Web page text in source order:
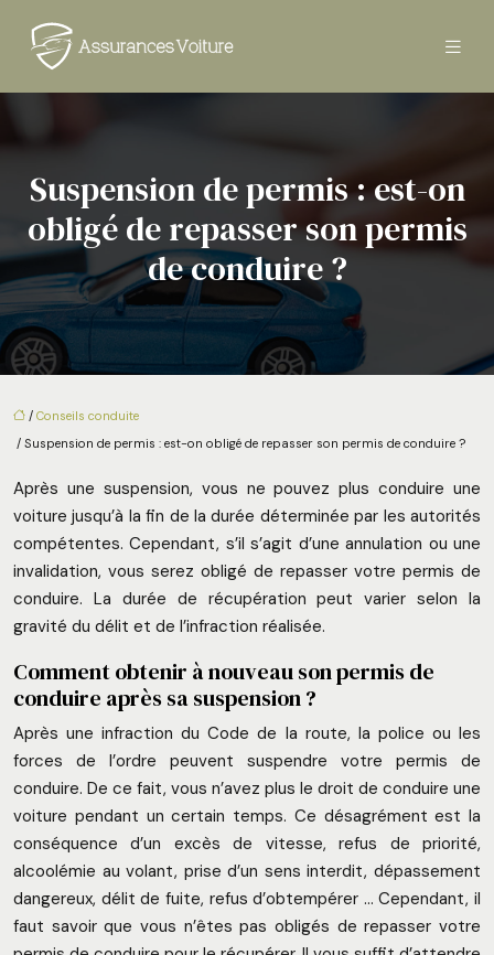
Suspension de permis : est-on
obligé de repasser son permis
de conduire ?
/ Conseils conduite
/ Suspension de permis : est-on obligé de repasser son permis de conduire ?
Après une suspension, vous ne pouvez plus conduire une
voiture jusqu’à la fin de la durée déterminée par les autorités
compétentes. Cependant, s’il s’agit d’une annulation ou une
invalidation, vous serez obligé de repasser votre permis de
conduire. La durée de récupération peut varier selon la
gravité du délit et de l’infraction réalisée.
Comment obtenir à nouveau son permis de
conduire après sa suspension ?
Après une infraction du Code de la route, la police ou les
forces de l’ordre peuvent suspendre votre permis de
conduire. De ce fait, vous n’avez plus le droit de conduire une
voiture pendant un certain temps. Ce désagrément est la
conséquence d’un excès de vitesse, refus de priorité,
alcoolémie au volant, prise d’un sens interdit, dépassement
dangereux, délit de fuite, refus d’obtempérer … Cependant, il
faut savoir que vous n’êtes pas obligés de repasser votre